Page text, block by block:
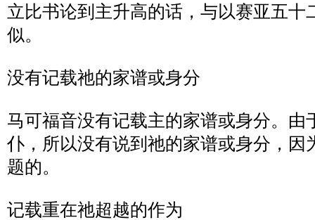
立比书论到主升高的话，与以赛亚五十
似。
没有记载祂的家谱或身分
马可福音没有记载主的家谱或身分。由
仆，所以没有说到祂的家谱或身分，因
题的。
记载重在祂超越的作为